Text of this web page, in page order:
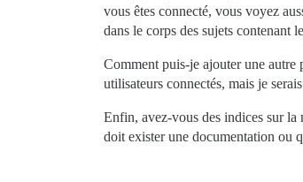
vous êtes connecté, vous voyez
dans le corps des sujets contenant
Comment puis-je ajouter une autre
utilisateurs connectés, mais je
Enfin, avez-vous des indices sur la
doit exister une documentation ou